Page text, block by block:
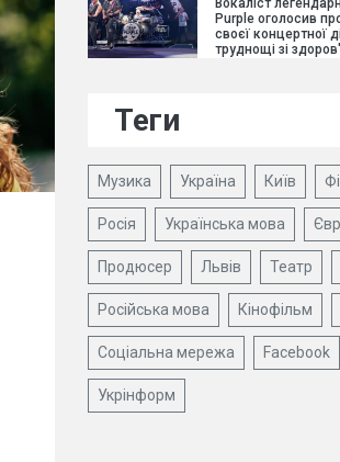
Вокаліст
Purple оголосив
своєї концертної
труднощі зі
Теги
Музика Україна Київ
Росія Українська мова
Продюсер Львів Театр
Російська мова Кінофільм
Соціальна мережа Facebook
Укрінформ